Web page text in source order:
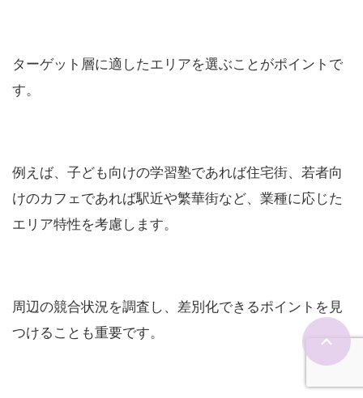
ターゲット層に適したエリアを選ぶことがポイントで
す。
例えば、子ども向けの学習塾であれば住宅街、若者向
けのカフェであれば駅近や繁華街など、業種に応じた
エリア特性を考慮します。
周辺の競合状況を調査し、差別化できるポイントを見
つけることも重要です。